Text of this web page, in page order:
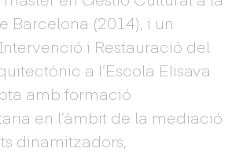
Barcelona (2014), i un
i Restauració del
a l’Escola Elisava
amb formació
en l’àmbit de la mediació
dinamitzadors,